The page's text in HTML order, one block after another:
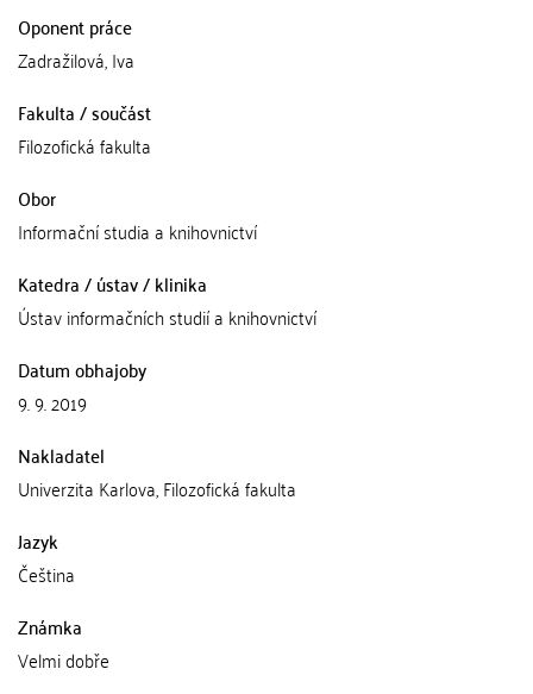
Oponent práce
Zadražilová, Iva
Fakulta / součást
Filozofická fakulta
Obor
Informační studia a knihovnictví
Katedra / ústav / klinika
Ústav informačních studií a knihovnictví
Datum obhajoby
9. 9. 2019
Nakladatel
Univerzita Karlova, Filozofická fakulta
Jazyk
Čeština
Známka
Velmi dobře